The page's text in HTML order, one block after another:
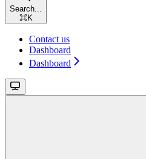
Search...
⌘K
Contact us
Dashboard
Dashboard